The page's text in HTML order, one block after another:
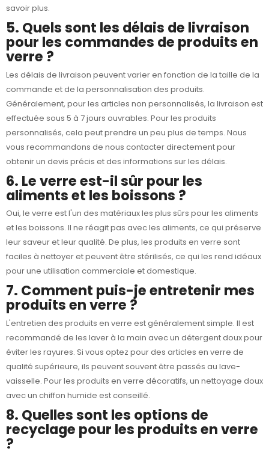
savoir plus.
5. Quels sont les délais de livraison
pour les commandes de produits en
verre ?
Les délais de livraison peuvent varier en fonction de la taille de la
commande et de la personnalisation des produits.
Généralement, pour les articles non personnalisés, la livraison est
effectuée sous 5 à 7 jours ouvrables. Pour les produits
personnalisés, cela peut prendre un peu plus de temps. Nous
vous recommandons de nous contacter directement pour
obtenir un devis précis et des informations sur les délais.
6. Le verre est-il sûr pour les
aliments et les boissons ?
Oui, le verre est l'un des matériaux les plus sûrs pour les aliments
et les boissons. Il ne réagit pas avec les aliments, ce qui préserve
leur saveur et leur qualité. De plus, les produits en verre sont
faciles à nettoyer et peuvent être stérilisés, ce qui les rend idéaux
pour une utilisation commerciale et domestique.
7. Comment puis-je entretenir mes
produits en verre ?
L'entretien des produits en verre est généralement simple. Il est
recommandé de les laver à la main avec un détergent doux pour
éviter les rayures. Si vous optez pour des articles en verre de
qualité supérieure, ils peuvent souvent être passés au lave-
vaisselle. Pour les produits en verre décoratifs, un nettoyage doux
avec un chiffon humide est conseillé.
8. Quelles sont les options de
recyclage pour les produits en verre
?